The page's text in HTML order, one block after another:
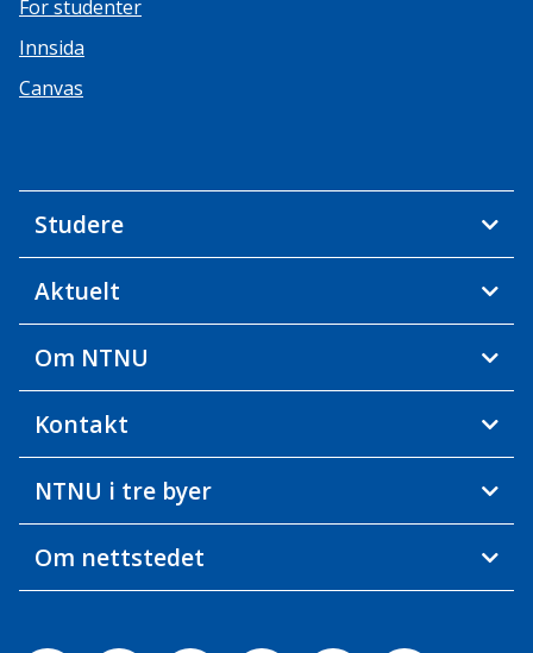
For studenter
Innsida
Canvas
Studere
Aktuelt
Om NTNU
Kontakt
NTNU i tre byer
Om nettstedet